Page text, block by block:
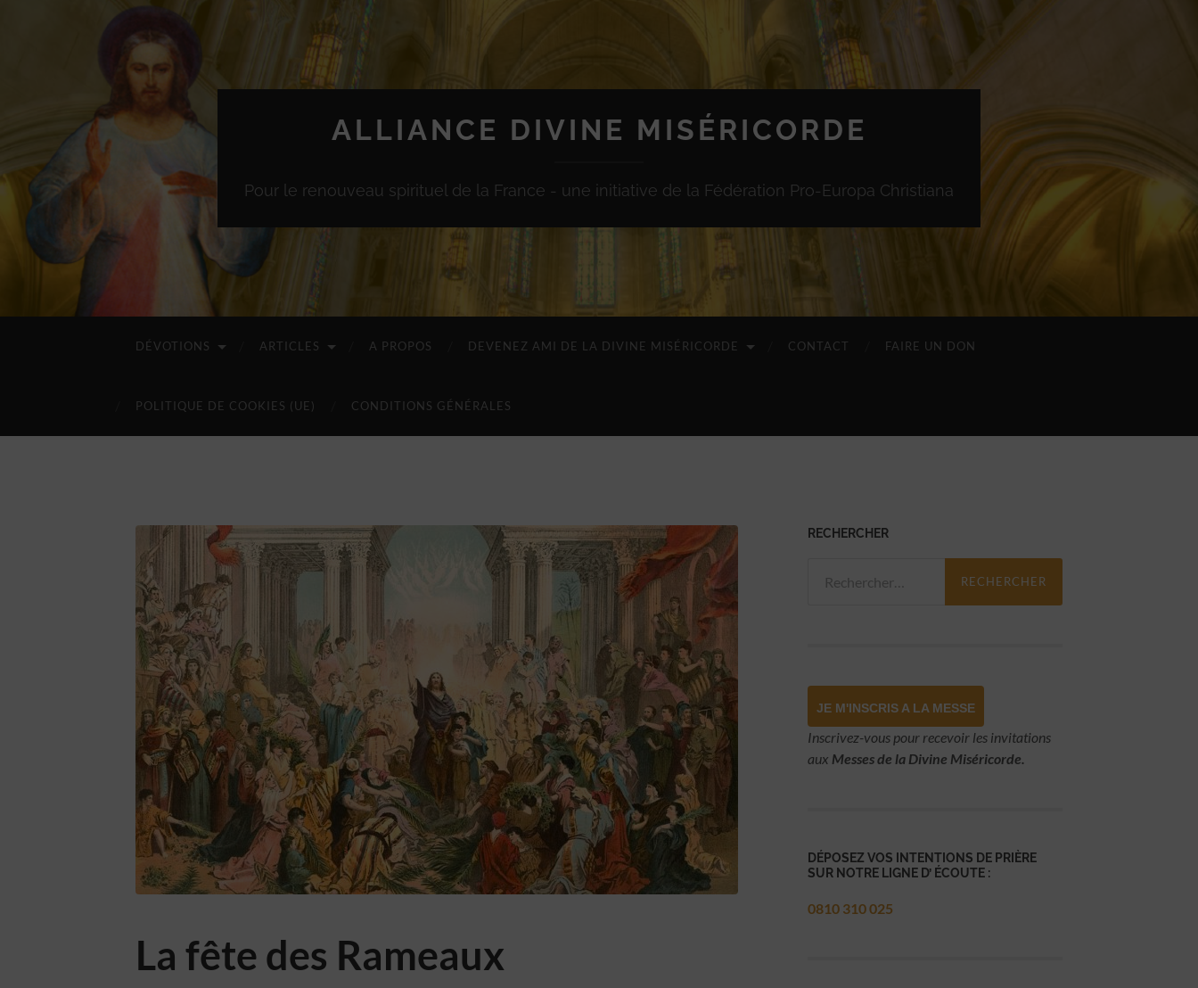
ALLIANCE DIVINE MISÉRICORDE
Pour le renouveau spirituel de la France - une initiative de la Fédération Pro-Europa Christiana
DÉVOTIONS ARTICLES A PROPOS DEVENEZ AMI DE LA DIVINE MISÉRICORDE CONTACT FAIRE UN DON
POLITIQUE DE COOKIES (UE) CONDITIONS GÉNÉRALES
La fête des Rameaux
RECHERCHER
JE M'INSCRIS A LA MESSE
Inscrivez-vous pour recevoir les invitations
aux Messes de la Divine Miséricorde.
DÉPOSEZ VOS INTENTIONS DE PRIÈRE
SUR NOTRE LIGNE D’ ÉCOUTE :
0810 310 025